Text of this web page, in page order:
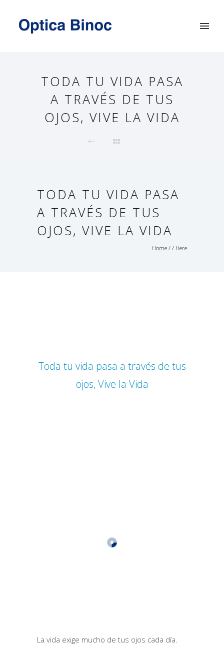
TODA TU VIDA PASA
A TRAVÉS DE TUS
OJOS, VIVE LA VIDA
TODA TU VIDA PASA
A TRAVÉS DE TUS
OJOS, VIVE LA VIDA
Home / / Here
Toda tu vida pasa a través de tus
ojos, Vive la Vida
La vida exige mucho de tus ojos cada día.